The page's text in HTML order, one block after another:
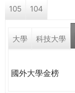
r
e
105 104
大學 科技大學
國外大學金榜